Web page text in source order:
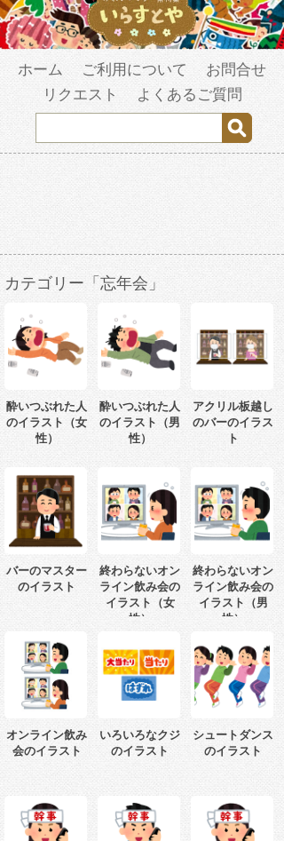
ホーム ご利用について
お問合せ
リクエスト
よくあるご質問
カテゴリー「忘年会」
酔いつぶれた人
のイラスト（女
性）
酔いつぶれた人
のイラスト（男
性）
アクリル板越し
のバーのイラス
ト
バーのマスター
のイラスト
終わらないオン
ライン飲み会の
イラスト（女
性）
終わらないオン
ライン飲み会の
イラスト（男
性）
オンライン飲み
会のイラスト
いろいろなクジ
のイラスト
シュートダンス
のイラスト